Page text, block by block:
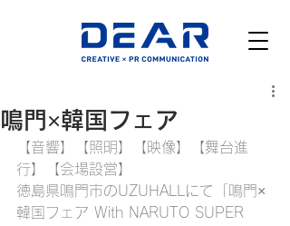
鳴門×韓国フェア
【音響】【照明】【映像】【舞台進
行】【会場設営】
徳島県鳴門市のUZUHALLにて「鳴門×
韓国フェア With NARUTO SUPER